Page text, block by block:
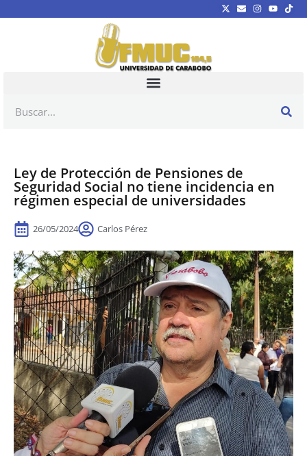
Ley de Protección de Pensiones de
Seguridad Social no tiene incidencia en
régimen especial de universidades
26/05/2024 Carlos Pérez